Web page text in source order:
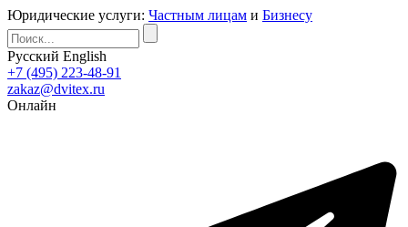
Юридические услуги: Частным лицам и Бизнесу
Русский English
+7 (495) 223-48-91
zakaz@dvitex.ru
Онлайн